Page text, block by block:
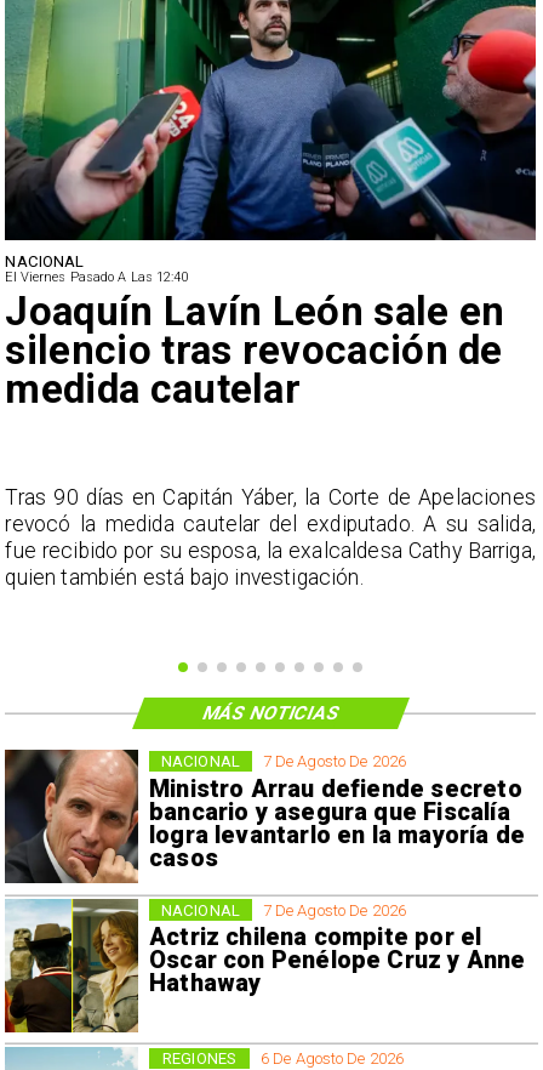
NACIONAL
El Viernes Pasado A Las 12:40
Joaquín Lavín León sale en
silencio tras revocación de
medida cautelar
Tras 90 días en Capitán Yáber, la Corte de Apelaciones
revocó la medida cautelar del exdiputado. A su salida,
fue recibido por su esposa, la exalcaldesa Cathy Barriga,
quien también está bajo investigación.
7 De Agosto De 2026
Ministro Arrau defiende secreto
bancario y asegura que Fiscalía
logra levantarlo en la mayoría de
casos
NACIONAL
7 De Agosto De 2026
Actriz chilena compite por el
Oscar con Penélope Cruz y Anne
Hathaway
NACIONAL
6 De Agosto De 2026
REGIONES
MÁS NOTICIAS